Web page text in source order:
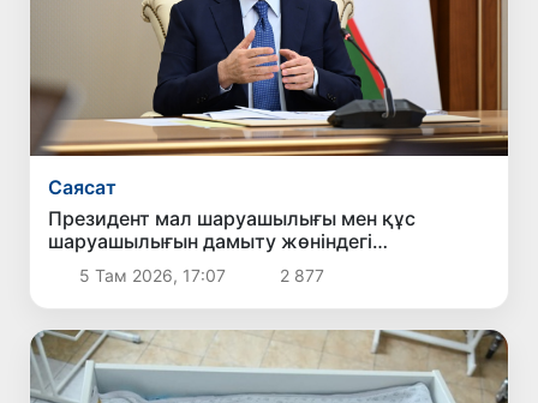
Саясат
Президент мал шаруашылығы мен құс
шаруашылығын дамыту жөніндегі
шаралармен танысты
5 Там 2026, 17:07 2 877